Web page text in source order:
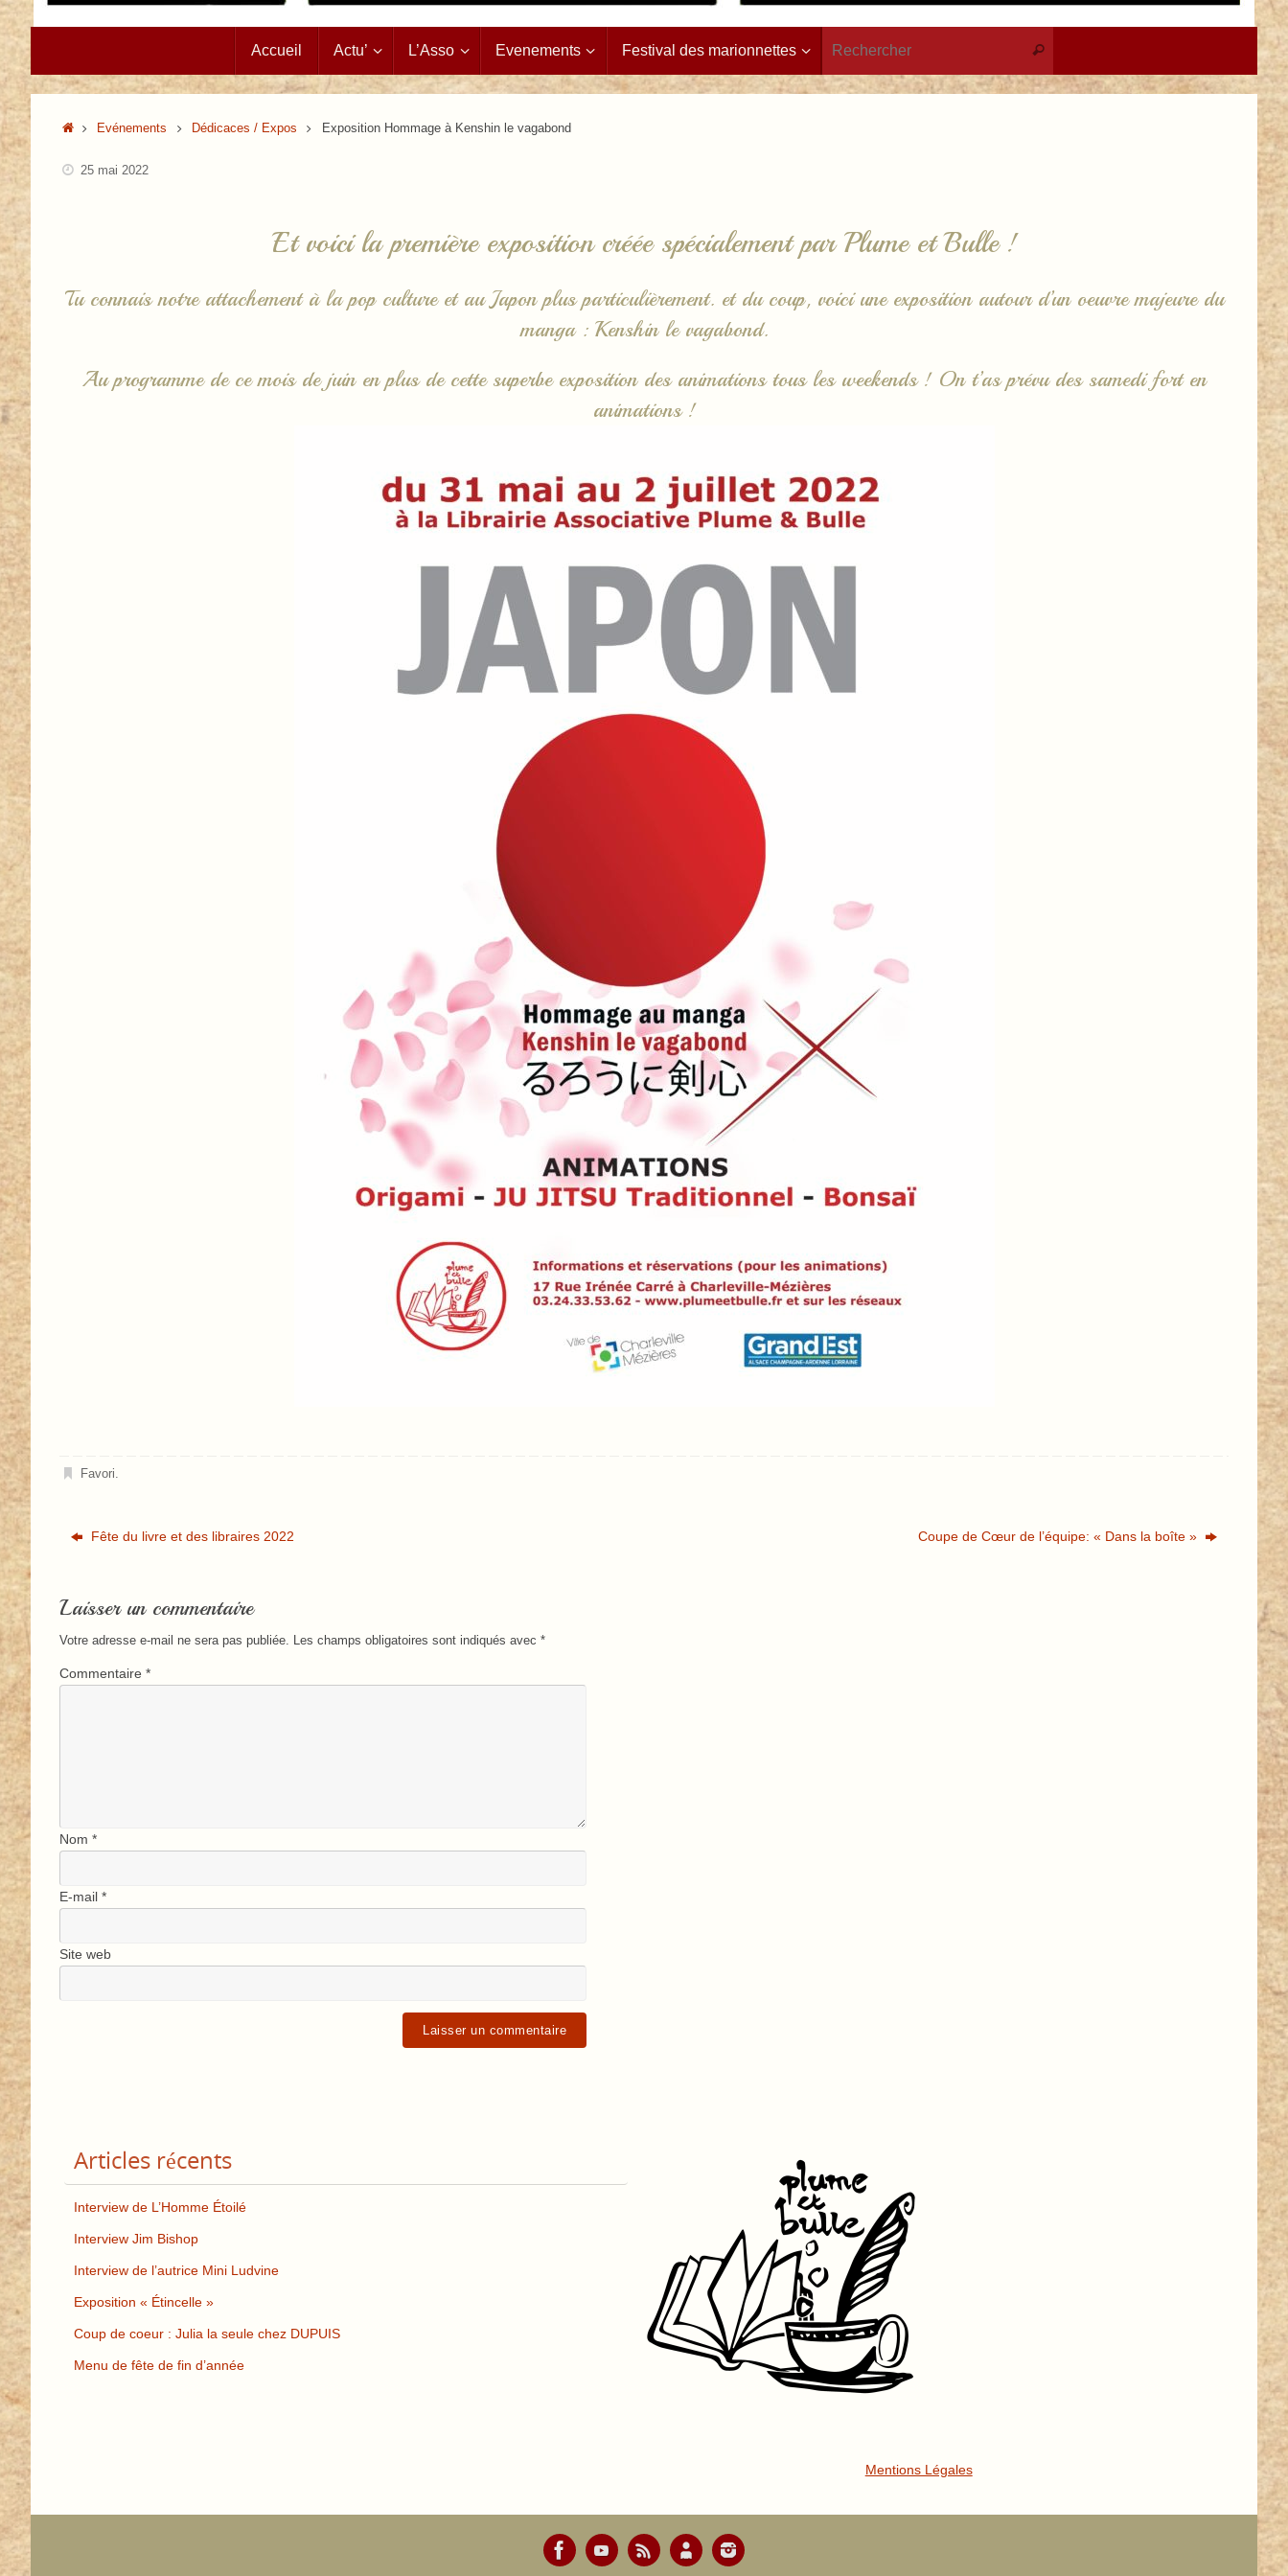
contenu
Accueil Actu’ L’Asso Evenements Festival des marionnettes Rechercher
AccueilEvénements Dédicaces / Expos Exposition Hommage à Kenshin le vagabond
25 mai 2022
Et voici la première exposition créée spécialement par Plume et Bulle !
Tu connais notre attachement à la pop culture et au Japon plus particulièrement. et du coup, voici une exposition autour d’un oeuvre majeure du
manga : Kenshin le vagabond.
Au programme de ce mois de juin en plus de cette superbe exposition des animations tous les weekends ! On t’as prévu des samedi fort en
animations !
Favori.
Fête du livre et des libraires 2022 Coupe de Cœur de l’équipe: « Dans la boîte »
Laisser un commentaire
Votre adresse e-mail ne sera pas publiée. Les champs obligatoires sont indiqués avec *
Commentaire *
Nom *
E-mail *
Site web
Articles récents
Interview de L’Homme Étoilé
Interview Jim Bishop
Interview de l’autrice Mini Ludvine
Exposition « Étincelle »
Coup de coeur : Julia la seule chez DUPUIS
Menu de fête de fin d’année
Mentions Légales